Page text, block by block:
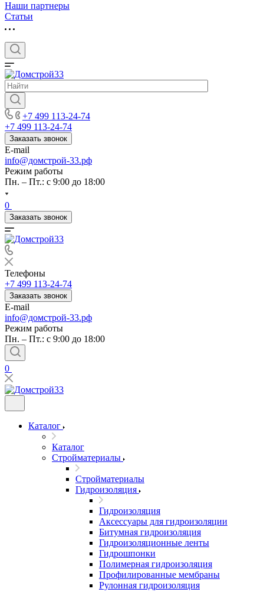
Наши партнеры
Статьи
+7 499 113-24-74
+7 499 113-24-74
Заказать звонок
E-mail
info@домстрой-33.рф
Режим работы
Пн. – Пт.: с 9:00 до 18:00
0
Заказать звонок
Телефоны
+7 499 113-24-74
Заказать звонок
E-mail
info@домстрой-33.рф
Режим работы
Пн. – Пт.: с 9:00 до 18:00
0
Каталог
Каталог
Стройматериалы
Стройматериалы
Гидроизоляция
Гидроизоляция
Аксессуары для гидроизоляции
Битумная гидроизоляция
Гидроизоляционные ленты
Гидрошпонки
Полимерная гидроизоляция
Профилированные мембраны
Рулонная гидроизоляция